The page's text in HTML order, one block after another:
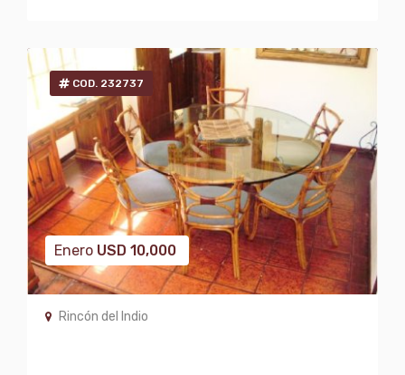
COD. 232737
Enero USD 10,000
Rincón del Indio